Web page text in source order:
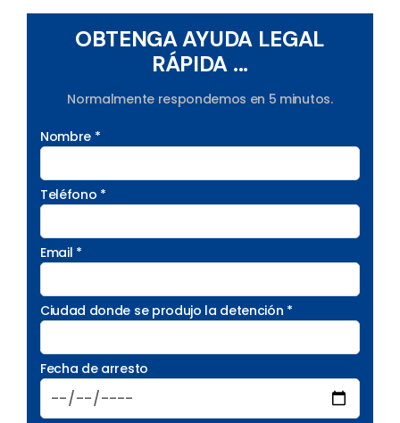
OBTENGA AYUDA LEGAL
RÁPIDA ...
Normalmente respondemos en 5 minutos.
Nombre *
Teléfono *
Email *
Ciudad donde se produjo la detención *
Fecha de arresto